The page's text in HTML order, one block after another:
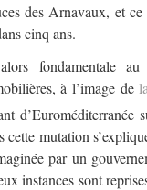
des Arnavaux, et ce
cinq ans.
fondamentale au
à l’image de
d’Euroméditerranée
mutation
par un
instances sont